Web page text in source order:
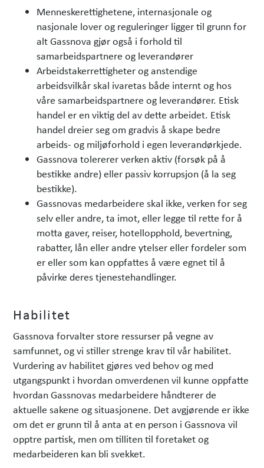
Menneskerettighetene, internasjonale og
nasjonale lover og reguleringer ligger til grunn for
alt Gassnova gjør også i forhold til
samarbeidspartnere og leverandører
Arbeidstakerrettigheter og anstendige
arbeidsvilkår skal ivaretas både internt og hos
våre samarbeidspartnere og leverandører. Etisk
handel er en viktig del av dette arbeidet. Etisk
handel dreier seg om gradvis å skape bedre
arbeids- og miljøforhold i egen leverandørkjede.
Gassnova tolererer verken aktiv (forsøk på å
bestikke andre) eller passiv korrupsjon (å la seg
bestikke).
Gassnovas medarbeidere skal ikke, verken for seg
selv eller andre, ta imot, eller legge til rette for å
motta gaver, reiser, hotellopphold, bevertning,
rabatter, lån eller andre ytelser eller fordeler som
er eller som kan oppfattes å være egnet til å
påvirke deres tjenestehandlinger.
Habilitet
Gassnova forvalter store ressurser på vegne av
samfunnet, og vi stiller strenge krav til vår habilitet.
Vurdering av habilitet gjøres ved behov og med
utgangspunkt i hvordan omverdenen vil kunne oppfatte
hvordan Gassnovas medarbeidere håndterer de
aktuelle sakene og situasjonene. Det avgjørende er ikke
om det er grunn til å anta at en person i Gassnova vil
opptre partisk, men om tilliten til foretaket og
medarbeideren kan bli svekket.